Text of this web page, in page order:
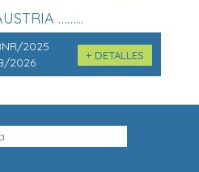
……...
2025
2026
+ DETALLES